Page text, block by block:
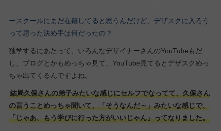
ースクールにまだ在籍してると思うんだけど、デザスクに入ろう
って思った決め手は何だったの？
独学するにあたって、いろんなデザイナーさんのYouTubeもだ
し、ブログとかもめっちゃ見て、YouTube見てるとデザスクめっ
ちゃ出てくるんですよね。
結局久保さんの弟子みたいな感じにセルフでなってて、久保さん
の言うことめっちゃ聞いて、「そうなんだ～」みたいな感じで、
「じゃあ、もう学びに行った方がいいじゃん」ってなりました。